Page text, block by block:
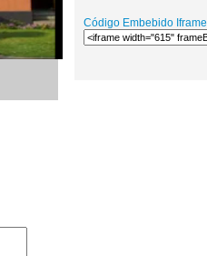
Código Embebido Iframe